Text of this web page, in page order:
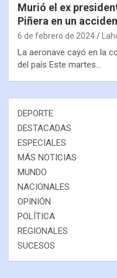
Murió el ex
Piñera en un
6 de febrero de 2024
La aeronave cayó en la
del país Este martes…
DEPORTE
DESTACADAS
ESPECIALES
MÁS NOTICIAS
MUNDO
NACIONALES
OPINIÓN
POLÍTICA
REGIONALES
SUCESOS